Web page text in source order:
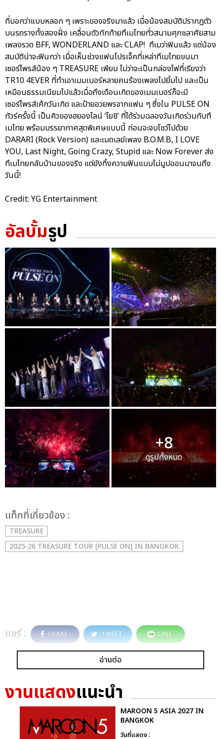
ที่บอกว่าแบบหลอก ๆ เพราะของจริงมาแล้ว เมื่อน้องสมบัติปรากฏตัว
บนรถรางทั้งสองฝั่ง เคลื่อนตัวทักท้ายทึเมไทยทั่วสนามศุภชลาศัยสาม
เพลงรวด BFF, WONDERLAND และ CLAP! ทึเมว่าฟินแล้ว แต่น้อง
สมบัติน่าจะฟินกว่า เมื่อเห็นช่วงแฟนโปรเจ็คที่เหล่าทึเมไทยขนมา
เซอร์ไพรส์น้อง ๆ TREASURE เพียบ ไม่ว่าจะเป็นกล่องไฟที่เรียงว่า
TR10 4EVER ที่ทำเอาเมมเบอร์หลายคนร้องเพลงไปยิ้มไป และเป็น
เหมือนธรรมเนียมไปแล้วเมื่อถึงเดือนเกิดของเมมเบอร์ก็จะมี
เซอร์ไพรส์เค้กวันเกิด และป้ายอวยพรจากแฟน ๆ ซึ่งใน PULSE ON
ทัวร์ครั้งนี้ เป็นคิวของฮยองไลน์ ‘โยชิ’ ที่ได้ร่วมฉลองวันเกิดร่วมกับทึ
เมไทย พร้อมบรรยากาศสุดพิเศษแบบนี้ ก่อนจะจบโชว์ไปด้วย
DARARI (Rock Version) และเมดเลย์เพลง B.O.M.B, I LOVE
YOU, Last Night, Going Crazy, Stupid และ Now Forever ส่ง
ทึเมไทยกลับบ้านของจริง แต่ยังทิ้งความฟินแบบไม่มูปออนมาจนถึง
วันนี้!
Credit: YG Entertainment
อัลบั้มรูป
+8
ดูรูปทั้งหมด
เเท็กที่เกี่ยวข้อง :
TREASURE
2025-26 TREASURE TOUR [PULSE ON] IN BANGKOK
แชร์ : SHARE TWEET LINE
อ่านต่อ
งานแสดงแนะนำ
MAROON 5 ASIA 2027 IN
BANGKOK
วันที่แสดง :